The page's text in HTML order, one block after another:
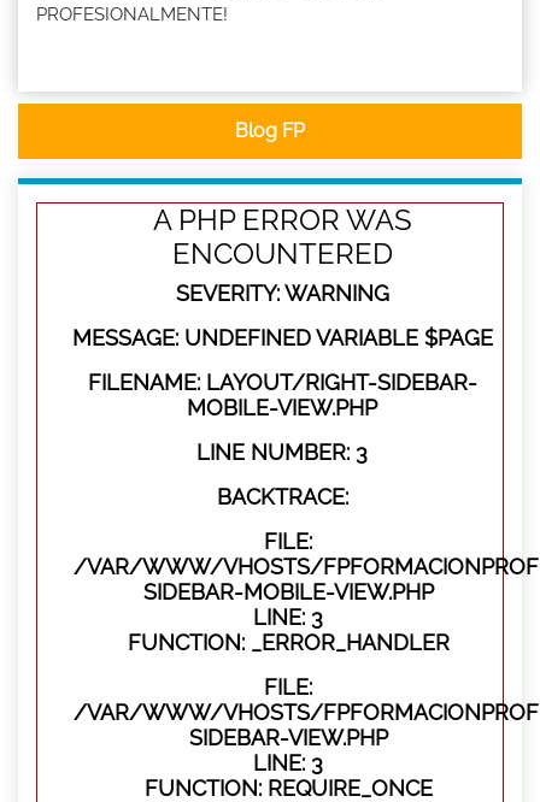
PROFESIONALMENTE!
Blog FP
A PHP ERROR WAS
ENCOUNTERED
SEVERITY: WARNING
MESSAGE: UNDEFINED VARIABLE $PAGE
FILENAME: LAYOUT/RIGHT-SIDEBAR-
MOBILE-VIEW.PHP
LINE NUMBER: 3
BACKTRACE:
FILE:
/VAR/WWW/VHOSTS/
SIDEBAR-MOBILE-VIEW.PHP
LINE: 3
FUNCTION: _ERROR_HANDLER
FILE:
/VAR/WWW/VHOSTS/
SIDEBAR-VIEW.PHP
LINE: 3
FUNCTION: REQUIRE_ONCE